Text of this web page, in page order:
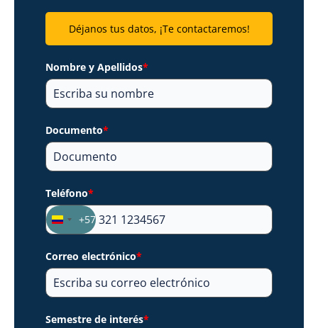
Déjanos tus datos, ¡Te contactaremos!
Nombre y Apellidos*
Documento*
Teléfono*
Colombia
+57
+57
Correo electrónico*
Semestre de interés*